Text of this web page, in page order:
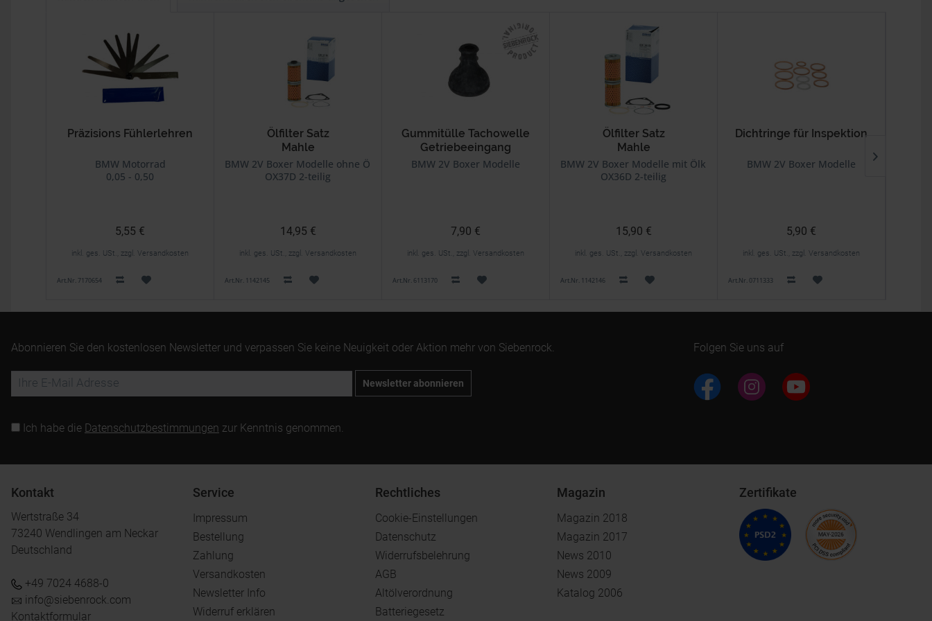
Präzisions Fühlerlehren
BMW Motorrad
0,05 - 0,50
5,55 €
inkl. ges. USt., zzgl. Versandkosten
Art.Nr. 7170654
Ölfilter Satz
Mahle
BMW 2V Boxer Modelle ohne Ölkühler
OX37D 2-teilig
14,95 €
inkl. ges. USt., zzgl. Versandkosten
Art.Nr. 1142145
Gummitülle Tachowelle
Getriebeeingang
BMW 2V Boxer Modelle
7,90 €
inkl. ges. USt., zzgl. Versandkosten
Art.Nr. 6113170
Ölfilter Satz
Mahle
BMW 2V Boxer Modelle mit Ölkühler
OX36D 2-teilig
15,90 €
inkl. ges. USt., zzgl. Versandkosten
Art.Nr. 1142146
Dichtringe für Inspektion
BMW 2V Boxer Modelle
5,90 €
inkl. ges. USt., zzgl. Versandkosten
Art.Nr. 0711333
Abonnieren Sie den kostenlosen Newsletter und verpassen Sie keine Neuigkeit oder Aktion mehr von Siebenrock.
Newsletter abonnieren
Ich habe die Datenschutzbestimmungen zur Kenntnis genommen.
Folgen Sie uns auf
Kontakt
Wertstraße 34
73240 Wendlingen am Neckar
Deutschland
+49 7024 4688-0
info@siebenrock.com
Kontaktformular
Service
Impressum
Bestellung
Zahlung
Versandkosten
Newsletter Info
Widerruf erklären
Rechtliches
Cookie-Einstellungen
Datenschutz
Widerrufsbelehrung
AGB
Altölverordnung
Batteriegesetz
Magazin
Magazin 2018
Magazin 2017
News 2010
News 2009
Katalog 2006
Zertifikate